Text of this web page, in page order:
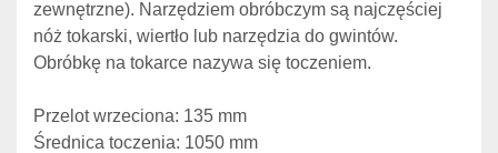
zewnętrzne). Narzędziem obróbczym są najczęściej
nóż tokarski, wiertło lub narzędzia do gwintów.
Obróbkę na tokarce nazywa się toczeniem.
Przelot wrzeciona: 135 mm
Średnica toczenia: 1050 mm